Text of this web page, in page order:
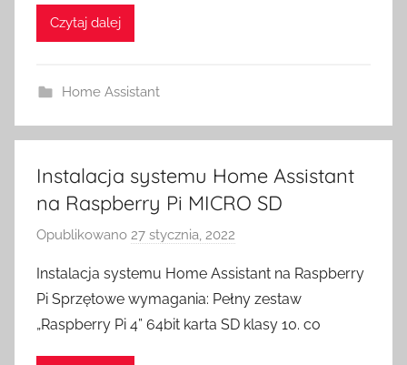
i
h
Czytaj dalej
Home Assistant
Instalacja systemu Home Assistant
na Raspberry Pi MICRO SD
Opublikowano 27 stycznia, 2022
z
e
z
Instalacja systemu Home Assistant na Raspberry
Pi Sprzętowe wymagania: Pełny zestaw
„Raspberry Pi 4” 64bit karta SD klasy 10. co